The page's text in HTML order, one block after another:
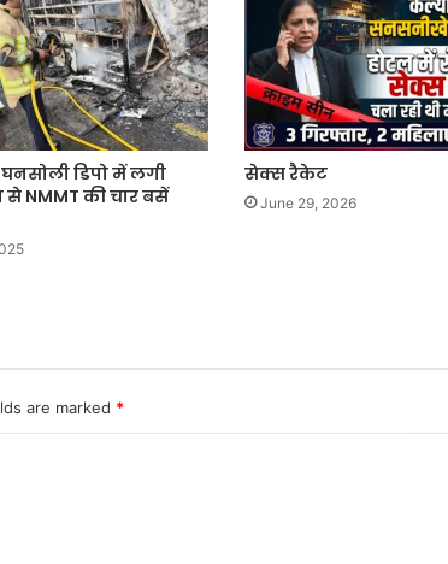
डिपो में लगी
NMMT की चार बसें
सेक्स रैकेट
June 29, 2026
are marked *